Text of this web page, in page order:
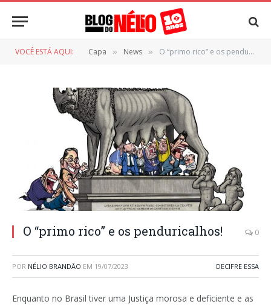
VOCÊ ESTÁ AQUI: Capa » News » O “primo rico” e os penduricalhos!
O “primo rico” e os penduricalhos! 0
POR NÉLIO BRANDÃO EM 19/07/2023 DECIFRE ESSA
Enquanto no Brasil tiver uma Justiça morosa e deficiente e as